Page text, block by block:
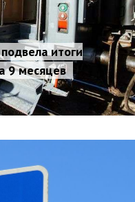
итоги
9 месяцев